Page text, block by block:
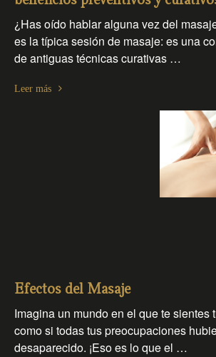
¿Has oído hablar alguna vez del
es la típica sesión de masaje: es una
de antiguas técnicas curativas …
Leer más
Efectos del Masaje
Imagina un mundo en el que te sientes
como si todas tus preocupaciones
desaparecido. ¡Eso es lo que el …